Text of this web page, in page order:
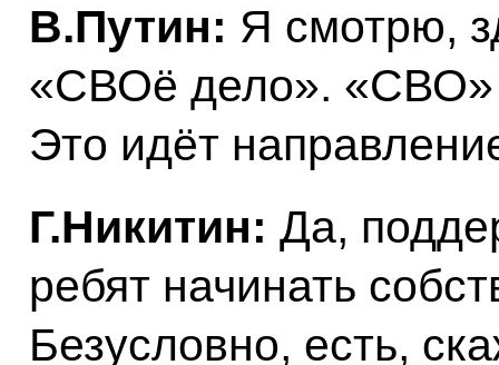
В.Путин: Я смотрю,
«СВОё дело».
Это идёт
Г.Никитин: Да,
ребят начинать
Безусловно, есть,